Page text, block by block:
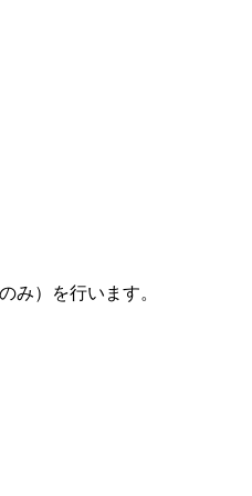
み）を行います。